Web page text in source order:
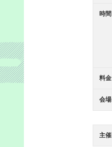
時間
料金
会場
主催